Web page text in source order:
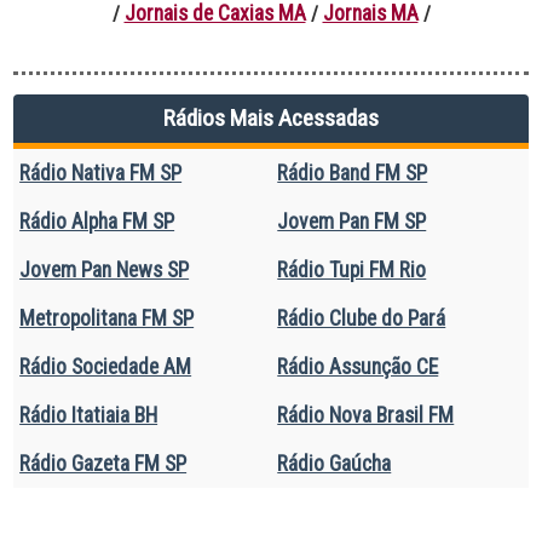
/ Jornais de Caxias MA/ Jornais MA/
Rádios Mais Acessadas
Rádio Nativa FM SP
Rádio Band FM SP
Rádio Alpha FM SP
Jovem Pan FM SP
Jovem Pan News SP
Rádio Tupi FM Rio
Metropolitana FM SP
Rádio Clube do Pará
Rádio Sociedade AM
Rádio Assunção CE
Rádio Itatiaia BH
Rádio Nova Brasil FM
Rádio Gazeta FM SP
Rádio Gaúcha